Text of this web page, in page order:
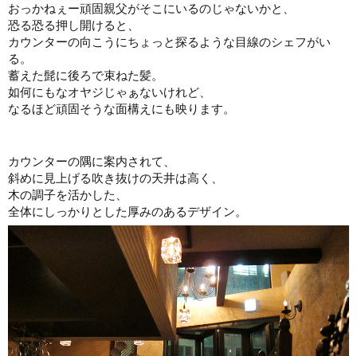
おっかねぇー頑固親父がそこにいるのじゃないかと、
恐る恐る押し開けると、
カウンターの向こうにちょっと探るような目線のシェフがい
る。
蓄えた髭に後ろで束ねた髪。
如何にもなオヤジじゃぁないけれど、
なるほど頑固そうな面構えにも映ります。
カウンターの隅に案内されて、
斜めに見上げる吹き抜けの天井は高く、
木の調子を活かした、
全体にしっかりとした厚みのあるデザイン。